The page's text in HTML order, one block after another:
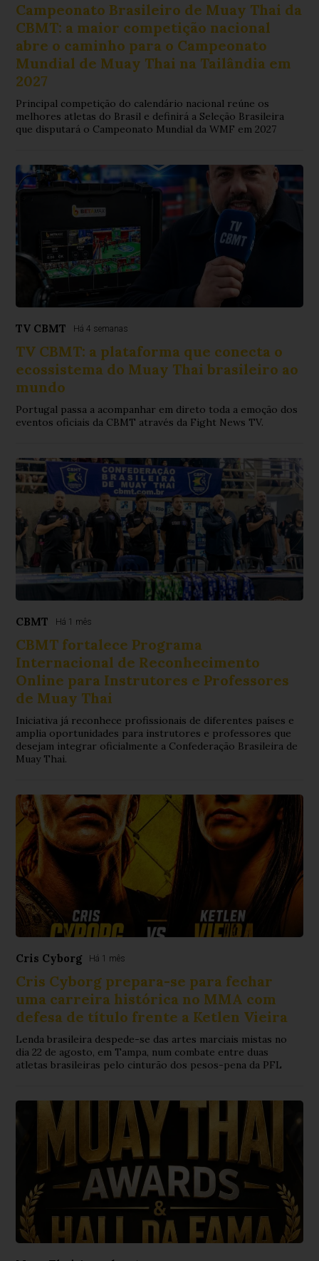
Campeonato Brasileiro de Muay Thai da
CBMT: a maior competição nacional
abre o caminho para o Campeonato
Mundial de Muay Thai na Tailândia em
2027
Principal competição do calendário nacional reúne os
melhores atletas do Brasil e definirá a Seleção Brasileira
que disputará o Campeonato Mundial da WMF em 2027
TV CBMT Há 4 semanas
TV CBMT: a plataforma que conecta o
ecossistema do Muay Thai brasileiro ao
mundo
Portugal passa a acompanhar em direto toda a emoção dos
eventos oficiais da CBMT através da Fight News TV.
CBMT Há 1 mês
CBMT fortalece Programa
Internacional de Reconhecimento
Online para Instrutores e Professores
de Muay Thai
Iniciativa já reconhece profissionais de diferentes países e
amplia oportunidades para instrutores e professores que
desejam integrar oficialmente a Confederação Brasileira de
Muay Thai.
Cris Cyborg Há 1 mês
Cris Cyborg prepara-se para fechar
uma carreira histórica no MMA com
defesa de título frente a Ketlen Vieira
Lenda brasileira despede-se das artes marciais mistas no
dia 22 de agosto, em Tampa, num combate entre duas
atletas brasileiras pelo cinturão dos pesos-pena da PFL